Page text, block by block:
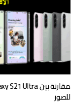
للصور